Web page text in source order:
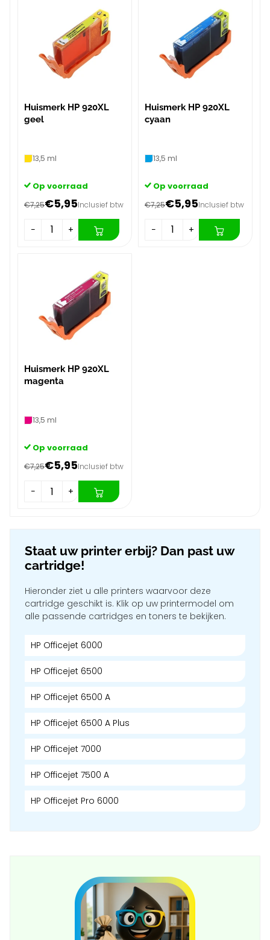
Huismerk HP 920XL
geel
13,5 ml
Op voorraad
€7,25€5,95Inclusief btw
− +
Huismerk HP 920XL
cyaan
13,5 ml
Op voorraad
€7,25€5,95Inclusief btw
− +
Huismerk HP 920XL
magenta
13,5 ml
Op voorraad
€7,25€5,95Inclusief btw
− +
Staat uw printer erbij? Dan past uw
cartridge!
Hieronder ziet u alle printers waarvoor deze
cartridge geschikt is. Klik op uw printermodel om
alle passende cartridges en toners te bekijken.
HP Officejet 6000
HP Officejet 6500
HP Officejet 6500 A
HP Officejet 6500 A Plus
HP Officejet 7000
HP Officejet 7500 A
HP Officejet Pro 6000